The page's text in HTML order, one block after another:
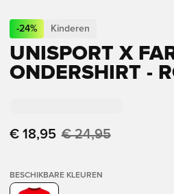
-24% Kinderen
UNISPORT X
ONDERSHIRT -
€ 18,95 € 24,95
BESCHIKBARE KLEUREN